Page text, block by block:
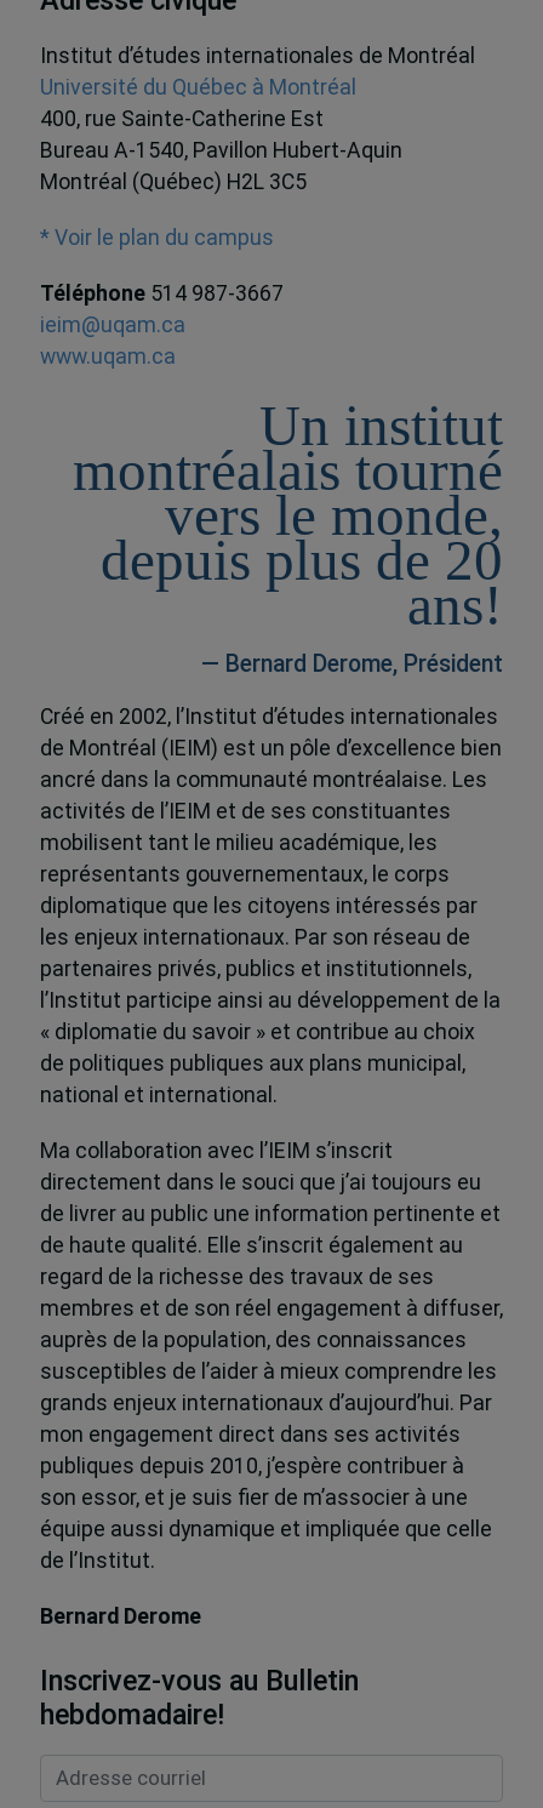
Institut d’études internationales de Montréal
Université du Québec à Montréal
400, rue Sainte-Catherine Est
Bureau A-1540, Pavillon Hubert-Aquin
Montréal (Québec) H2L 3C5
* Voir le plan du campus
Téléphone 514 987-3667
ieim@uqam.ca
www.uqam.ca
Un institut
montréalais tourné
vers le monde,
depuis plus de 20
ans!
— Bernard Derome, Président
Créé en 2002, l’Institut d’études internationales
de Montréal (IEIM) est un pôle d’excellence bien
ancré dans la communauté montréalaise. Les
activités de l’IEIM et de ses constituantes
mobilisent tant le milieu académique, les
représentants gouvernementaux, le corps
diplomatique que les citoyens intéressés par
les enjeux internationaux. Par son réseau de
partenaires privés, publics et institutionnels,
l’Institut participe ainsi au développement de la
« diplomatie du savoir » et contribue au choix
de politiques publiques aux plans municipal,
national et international.
Ma collaboration avec l’IEIM s’inscrit
directement dans le souci que j’ai toujours eu
de livrer au public une information pertinente et
de haute qualité. Elle s’inscrit également au
regard de la richesse des travaux de ses
membres et de son réel engagement à diffuser,
auprès de la population, des connaissances
susceptibles de l’aider à mieux comprendre les
grands enjeux internationaux d’aujourd’hui. Par
mon engagement direct dans ses activités
publiques depuis 2010, j’espère contribuer à
son essor, et je suis fier de m’associer à une
équipe aussi dynamique et impliquée que celle
de l’Institut.
Bernard Derome
Inscrivez-vous au Bulletin
hebdomadaire!